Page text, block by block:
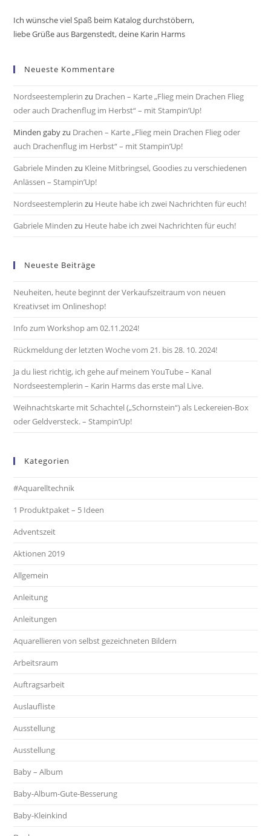
Ich wünsche viel Spaß beim Katalog durchstöbern,
liebe Grüße aus Bargenstedt, deine Karin Harms
Neueste Kommentare
Nordseestemplerin zu Drachen – Karte „Flieg mein Drachen Flieg
oder auch Drachenflug im Herbst“ – mit Stampin’Up!
Minden gabyzu Drachen – Karte „Flieg mein Drachen Flieg oder
auch Drachenflug im Herbst“ – mit Stampin’Up!
Gabriele Minden zu Kleine Mitbringsel, Goodies zu verschiedenen
Anlässen – Stampin’Up!
Nordseestemplerin zu Heute habe ich zwei Nachrichten für euch!
Gabriele Minden zu Heute habe ich zwei Nachrichten für euch!
Neueste Beiträge
Neuheiten, heute beginnt der Verkaufszeitraum von neuen
Kreativset im Onlineshop!
Info zum Workshop am 02.11.2024!
Rückmeldung der letzten Woche vom 21. bis 28. 10. 2024!
Ja du liest richtig, ich gehe auf meinem YouTube – Kanal
Nordseestemplerin – Karin Harms das erste mal Live.
Weihnachtskarte mit Schachtel („Schornstein“) als Leckereien-Box
oder Geldversteck. – Stampin’Up!
Kategorien
#Aquarelltechnik
1 Produktpaket – 5 Ideen
Adventszeit
Aktionen 2019
Allgemein
Anleitung
Anleitungen
Aquarellieren von selbst gezeichneten Bildern
Arbeitsraum
Auftragsarbeit
Auslaufliste
Ausstellung
Ausstellung
Baby – Album
Baby-Album-Gute-Besserung
Baby-Kleinkind